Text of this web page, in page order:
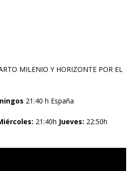
MILENIO Y HORIZONTE POR EL
21:40 h España
21:40h Jueves: 22:50h